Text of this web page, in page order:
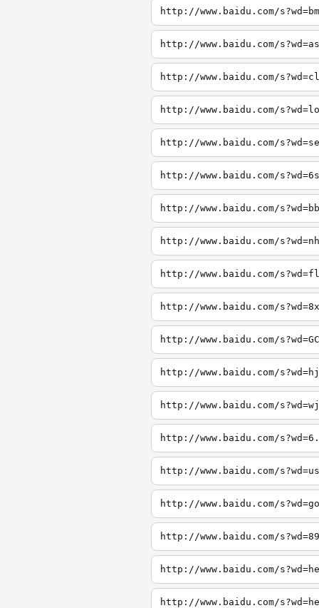
http://www.baidu.com/
http://www.baidu.com/
http://www.baidu.com/
http://www.baidu.com/
http://www.baidu.com/
http://www.baidu.com/
http://www.baidu.com/
http://www.baidu.com/
http://www.baidu.com/
http://www.baidu.com/
http://www.baidu.com/
http://www.baidu.com/
http://www.baidu.com/
http://www.baidu.com/
http://www.baidu.com/
http://www.baidu.com/
http://www.baidu.com/
http://www.baidu.com/
http://www.baidu.com/